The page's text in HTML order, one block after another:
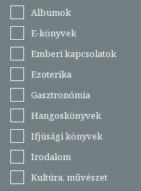
Albumok
E-könyvek
Emberi kapcsolatok
Ezoterika
Gasztronómia
Hangoskönyvek
Ifjúsági könyvek
Irodalom
Kultúra, művészet